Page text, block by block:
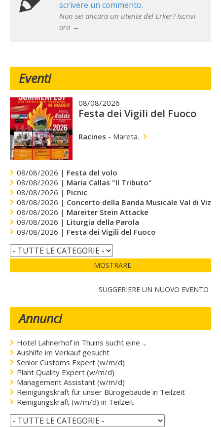
scrivere un commento.
Non sei ancora un utente del Erker? Iscrivi
ora →
Eventi
08/08/2026
Festa dei Vigili del Fuoco
Racines - Mareta.
08/08/2026 | Festa del volo
08/08/2026 | Maria Callas "Il Tributo"
08/08/2026 | Picnic
08/08/2026 | Concerto della Banda Musicale Val di Vizze
08/08/2026 | Mareiter Stein Attacke
09/08/2026 | Liturgia della Parola
09/08/2026 | Festa dei Vigili del Fuoco
MOSTRARE
SUGGERIERE UN NUOVO EVENTO
Annunci
Hotel Lahnerhof in Thuins sucht eine ...
Aushilfe im Verkauf gesucht
Senior Customs Expert (w/m/d)
Plant Quality Expert (w/m/d)
Management Assistant (w/m/d)
Reinigungskraft für unser Bürogebäude in Teilzeit
Reinigungskraft (w/m/d) in Teilzeit